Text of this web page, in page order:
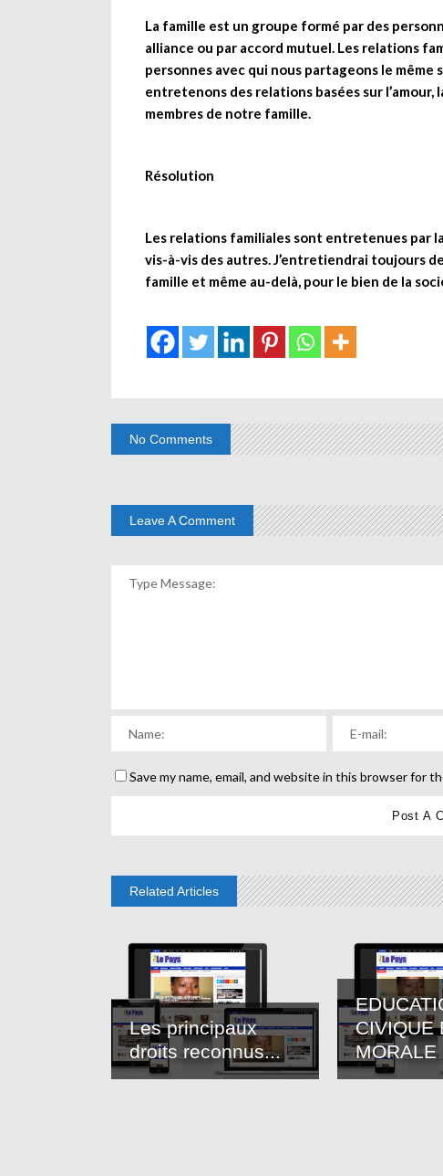
La famille est un groupe formé par des
alliance ou par accord mutuel. Les relations
personnes avec qui nous partageons le même
entretenons des relations basées sur
membres de notre famille.
Résolution
Les relations familiales sont entretenues par
vis-à-vis des autres. J’entretiendrai toujours
famille et même au-delà, pour le bien de la
No Comments
Leave A Comment
Save my name, email, and website in this browser for
Related Articles
Les principaux
droits reconnus...
CIVIQUE
MORALE